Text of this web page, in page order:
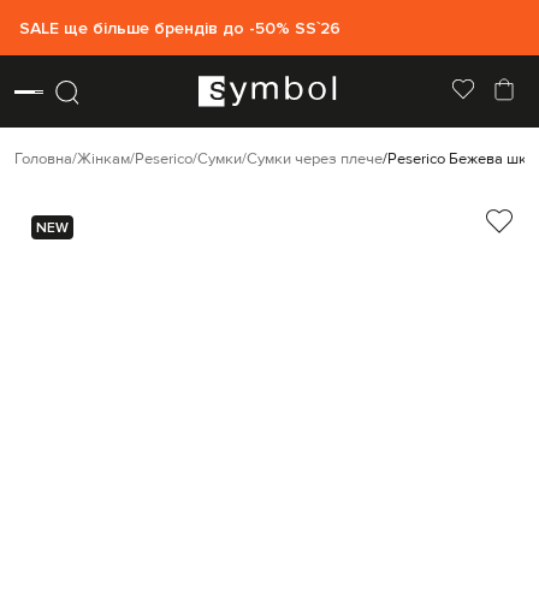
SALE ще більше брендів до -50% SS`26
Головна Жінкам Peserico Сумки Сумки через плече Peserico Бежева
NEW